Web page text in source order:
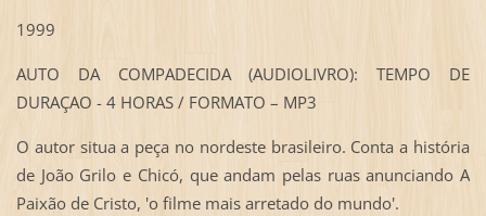
­­1999
AUTO DA COMPADECIDA (AUDIOLIVRO): TEMPO DE
DURAÇAO - 4 HORAS / FORMATO – MP3
O autor situa a peça no nordeste brasileiro. Conta a história
de João Grilo e Chicó, que andam pelas ruas anunciando A
Paixão de Cristo, 'o filme mais arretado do mundo'.